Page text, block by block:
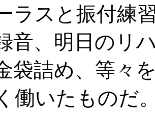
ラスと振付練
音、明日のリ
袋詰め、等々
働いたものだ